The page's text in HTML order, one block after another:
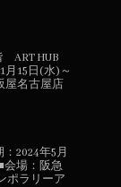
ART HUB
月15日(水)～
屋名古屋店
2024年5月
会場：阪急
ポラリーア